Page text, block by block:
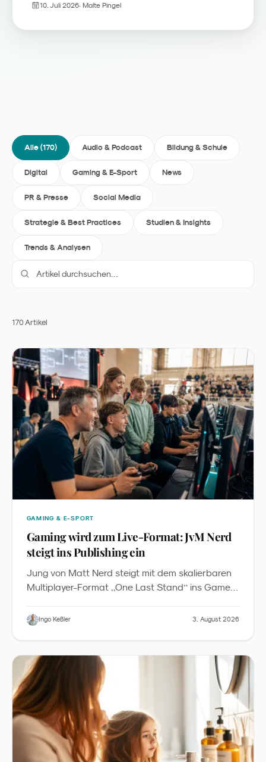
Streaming, YouTube und Social Video
10. Juli 2026· Malte Pingel
Alle (170) Audio & Podcast Bildung & Schule
Digital Gaming & E-Sport News
PR & Presse Social Media
Strategie & Best Practices Studien & Insights
Trends & Analysen
170 Artikel
GAMING & E-SPORT
Gaming wird zum Live-Format: JvM Nerd
steigt ins Publishing ein
Jung von Matt Nerd steigt mit dem skalierbaren
Multiplayer-Format „One Last Stand“ ins Game-
Einstiegshürde für Markenaktivierungen in Roblox
Festivals und Familien-Events.
Ingo Keßler 3. August 2026